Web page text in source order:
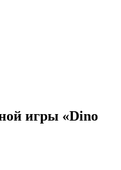
игры «Dino